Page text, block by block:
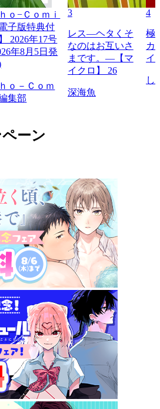
ｏ−Ｃｏｍｉ
電子版特典付
2026年17号
年8月5日発
ｏ－Ｃｏｍ
集部
3
レス―ヘタくそ
なのはお互いさ
まです。―【マ
イクロ】 26
深海魚
4
極
カ
イ
し
ーン